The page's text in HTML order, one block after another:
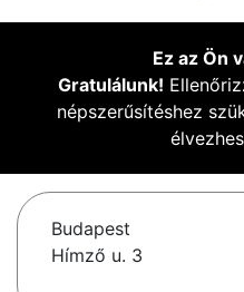
Ez az Ön
Gratulálunk!
népszerűsítéshez
Budapest
Hímző u. 3